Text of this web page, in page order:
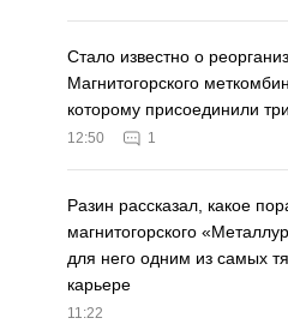
Стало известно о
Магнитогорского
которому присоединили
12:50 1
Разин рассказал, какое
магнитогорского
для него одним из самых
карьере
11:22